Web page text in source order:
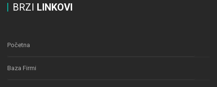
BRZI LINKOVI
Početna
Baza Firmi